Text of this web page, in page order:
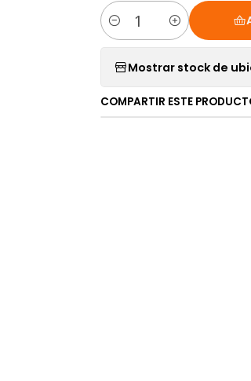
Cantidad
Mostrar stock de
COMPARTIR ESTE